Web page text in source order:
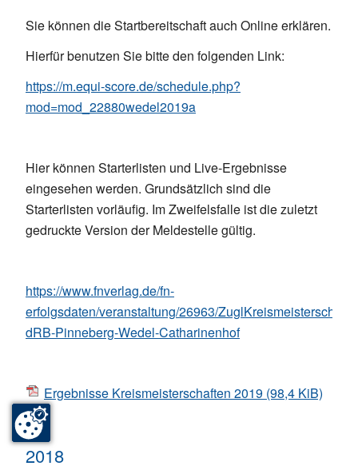
Sie können die Startbereitschaft auch Online erklären.
Hierfür benutzen Sie bitte den folgenden Link:
https://m.equi-score.de/schedule.php?
mod=mod_22880wedel2019a
Hier können Starterlisten und Live-Ergebnisse
eingesehen werden. Grundsätzlich sind die
Starterlisten vorläufig. Im Zweifelsfalle ist die zuletzt
gedruckte Version der Meldestelle gültig.
https://www.fnverlag.de/fn-
erfolgsdaten/veranstaltung/26963/
dRB-Pinneberg-Wedel-Catharinenhof
Ergebnisse Kreismeisterschaften 2019 (98,4 KiB)
2018